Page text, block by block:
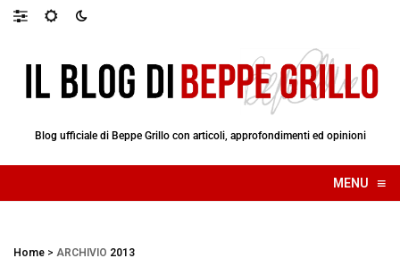
Blog ufficiale di Beppe Grillo con articoli, approfondimenti ed opinioni
MENU ≡
☰
Home > ARCHIVIO 2013